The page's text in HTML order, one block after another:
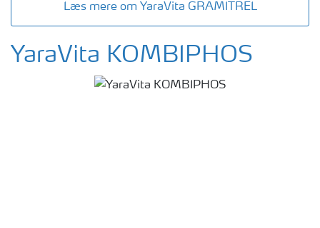
Læs mere om YaraVita GRAMITREL
YaraVita KOMBIPHOS